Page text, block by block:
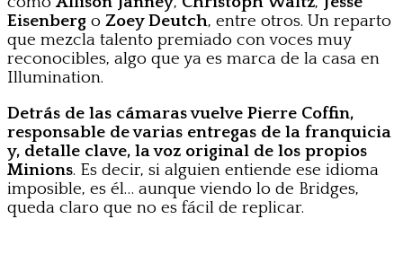
Eisenberg o Zoey Deutch, entre otros. Un reparto
que mezcla talento premiado con voces muy
reconocibles, algo que ya es marca de la casa en
Illumination.
Detrás de las cámaras vuelve Pierre Coffin,
responsable de varias entregas de la franquicia
y, detalle clave, la voz original de los propios
Minions. Es decir, si alguien entiende ese idioma
imposible, es él… aunque viendo lo de Bridges,
queda claro que no es fácil de replicar.